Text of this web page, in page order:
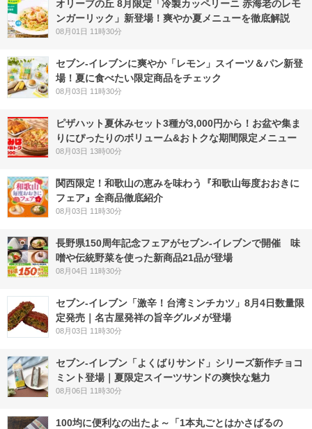
オリーブの丘 8月限定「冷製カッペリーニ 赤海老のレモ
ンガーリック」新登場！爽やか夏メニューを徹底解説
08月01日 11時30分
セブン‐イレブンに爽やか「レモン」スイーツ＆パン新登
場！夏に食べたい限定商品をチェック
08月03日 11時30分
ピザハット夏休みセット3種が3,000円から！お盆や集ま
りにぴったりのボリューム&おトクな期間限定メニュー
08月03日 13時00分
関西限定！和歌山の恵みを味わう『和歌山毎度おおきに
フェア』全商品徹底紹介
08月03日 11時30分
長野県150周年記念フェアがセブン-イレブンで開催 味
噌や伝統野菜を使った新商品21品が登場
08月04日 11時30分
セブン-イレブン「激辛！台湾ミンチカツ」8月4日数量限
定発売｜名古屋発祥の旨辛グルメが登場
08月03日 11時30分
セブン‐イレブン「よくばりサンド」シリーズ新作チョコ
ミント登場｜夏限定スイーツサンドの爽快な魅力
08月06日 11時30分
100均に便利なの出たよ～「1本丸ごとはかさばるの